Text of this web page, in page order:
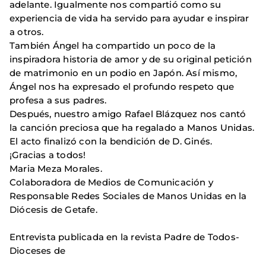
adelante. Igualmente nos compartió como su
experiencia de vida ha servido para ayudar e inspirar
a otros.
También Ángel ha compartido un poco de la
inspiradora historia de amor y de su original petición
de matrimonio en un podio en Japón. Así mismo,
Ángel nos ha expresado el profundo respeto que
profesa a sus padres.
Después, nuestro amigo Rafael Blázquez nos cantó
la canción preciosa que ha regalado a Manos Unidas.
El acto finalizó con la bendición de D. Ginés.
¡Gracias a todos!
Maria Meza Morales.
Colaboradora de Medios de Comunicación y
Responsable Redes Sociales de Manos Unidas en la
Diócesis de Getafe.
Entrevista publicada en la revista Padre de Todos-
Dioceses de